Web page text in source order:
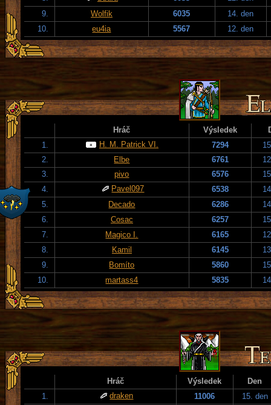
9.
Wolfik 6035
14. den
10.
eu4ia 5567 12. den
Hráč Výsledek
1.
H. M. Patrick VI. 7294
2.
Elbe 6761
3.
pivo 6576
4.
Pavel097 6538
5.
Decado 6286
6.
Cosac 6257
7.
Magico I. 6165
8.
Kamil 6145
9.
Bomíto 5860
10.
martass4 5835
Hráč Výsledek
Den
1.
draken 11006
15. den